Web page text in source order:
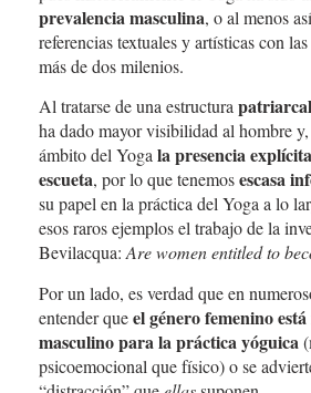
prevalencia masculina, o al menos
referencias textuales y artísticas con
más de dos milenios.
Al tratarse de una estructurapatriarcal
ha dado mayor visibilidad al hombre
ámbito del Yogala presencia
escueta, por lo que tenemosescasa
su papel en la práctica del Yoga a lo
esos raros ejemplos el trabajo de la
Bevilacqua:Are women entitled to
Por un lado, es verdad que en
entender queel género femenino
masculino para la práctica yóguica
psicoemocional que físico) o se